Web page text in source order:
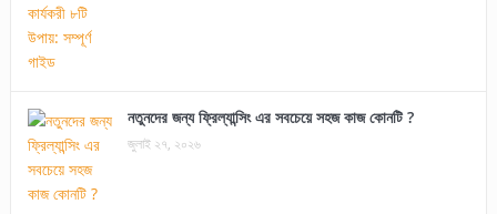
নতুনদের জন্য ফ্রিল্যান্সিং এর সবচেয়ে সহজ কাজ কোনটি ?
জুলাই ২৭, ২০২৬